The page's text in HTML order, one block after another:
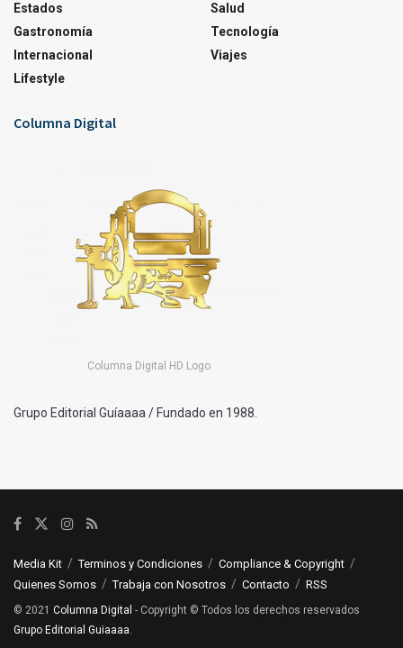
Estados
Gastronomía
Internacional
Lifestyle
Salud
Tecnología
Viajes
Columna Digital
Columna Digital HD Logo
Grupo Editorial Guíaaaa / Fundado en 1988.
Media Kit Terminos y Condiciones
Compliance & Copyright
Quienes Somos
Trabaja con Nosotros Contacto RSS
© 2021 Columna Digital - Copyright © Todos los derechos reservados
Grupo Editorial Guiaaaa.